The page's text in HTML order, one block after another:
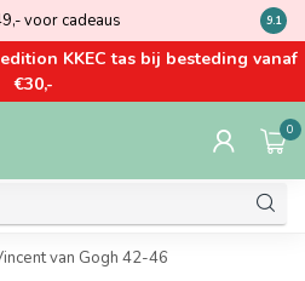
voor cadeaus Kom
9.1
KKEC tas bij besteding vanaf
€30,-
0
van Gogh 42-46